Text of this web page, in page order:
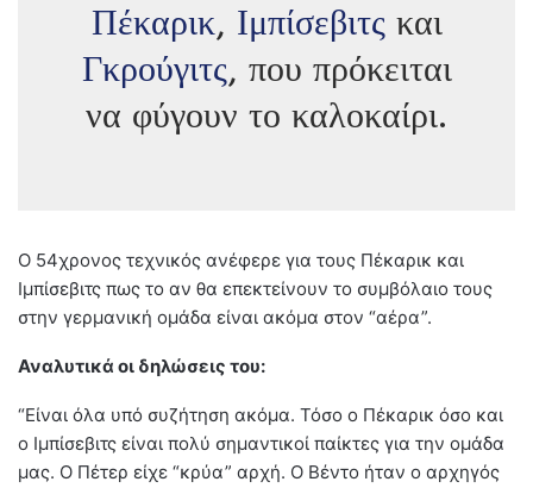
Πέκαρικ, Ιμπίσεβιτςκαι
Γκρούγιτς, που πρόκειται
να φύγουν το καλοκαίρι.
Ο 54χρονος τεχνικός ανέφερε για τους Πέκαρικ και
Ιμπίσεβιτς πως το αν θα επεκτείνουν το συμβόλαιο τους
στην γερμανική ομάδα είναι ακόμα στον “αέρα”.
Αναλυτικά οι δηλώσεις του:
“Είναι όλα υπό συζήτηση ακόμα. Τόσο ο Πέκαρικ όσο και
ο Ιμπίσεβιτς είναι πολύ σημαντικοί παίκτες για την ομάδα
μας. Ο Πέτερ είχε “κρύα” αρχή. Ο Βέντο ήταν ο αρχηγός